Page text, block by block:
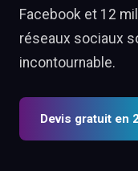
Facebook et 12
réseaux sociaux
incontournable.
Devis gratuit en